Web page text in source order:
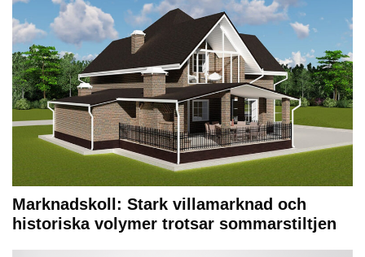
Marknadskoll: Stark villamarknad och
historiska volymer trotsar sommarstiltjen